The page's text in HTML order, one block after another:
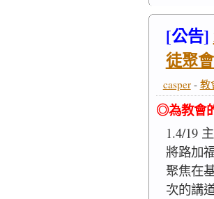
[公告]
徒聚
casper- 教
◎為教會
1.4/19
將路加
聚焦在
次的講